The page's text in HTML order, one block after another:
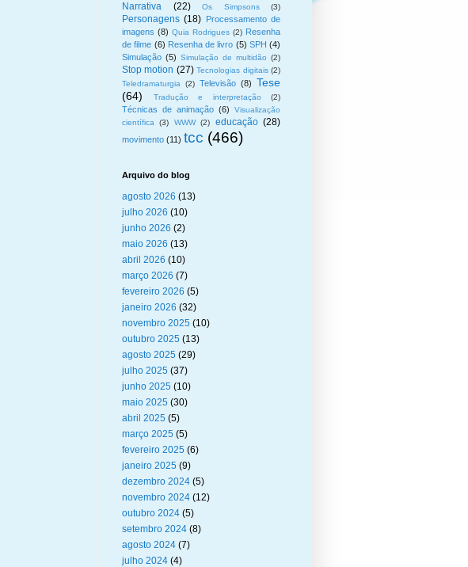
Narrativa (22) Os Simpsons (3)
Personagens (18) Processamento de
imagens (8) Quia Rodrigues (2) Resenha
de filme (6) Resenha de livro (5) SPH (4)
Simulação (5) Simulação de multidão (2)
Stop motion (27) Tecnologias digitais (2)
Teledramaturgia
(2) Televisão (8) Tese
(64)
Tradução e interpretação (2)
Técnicas de animação (6)
Visualização
científica
(3) WWW (2) educação (28)
movimento (11) tcc (466)
Arquivo do blog
agosto 2026 (13)
julho 2026 (10)
junho 2026 (2)
maio 2026 (13)
abril 2026 (10)
março 2026 (7)
fevereiro 2026 (5)
janeiro 2026 (32)
novembro 2025 (10)
outubro 2025 (13)
agosto 2025 (29)
julho 2025 (37)
junho 2025 (10)
maio 2025 (30)
abril 2025 (5)
março 2025 (5)
fevereiro 2025 (6)
janeiro 2025 (9)
dezembro 2024 (5)
novembro 2024 (12)
outubro 2024 (5)
setembro 2024 (8)
agosto 2024 (7)
julho 2024 (4)